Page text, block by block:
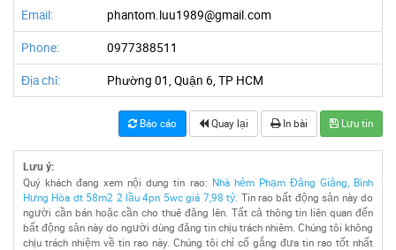
Email: phantom.luu1989@gmail.com
Phone: 0977388511
Địa chỉ: Phường 01, Quận 6, TP HCM
Báo cáo Quay lại In bài Lưu tin
Lưu ý:
Quý khách đang xem nội dung tin rao: Nhà hẻm Phạm Đăng Giảng, Bình
Hưng Hòa dt 58m2 2 lầu 4pn 5wc giá 7,98 tỷ. Tin rao bất động sản này do
người cần bán hoặc cần cho thuê đăng lên. Tất cả thông tin liên quan đến
bất động sản này do người dùng đăng tin chịu trách nhiêm. Chúng tôi không
chịu trách nhiệm về tin rao này. Chúng tôi chỉ cố gắng đưa tin rao tốt nhất